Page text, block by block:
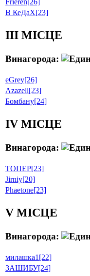
В КеДаХ[23]
III МІСЦЕ
Винагорода:
eGrey[26]
Azazell[23]
Бомбану[24]
IV МІСЦЕ
Винагорода:
ТОПЕР[23]
Jirniy[20]
Phaetone[23]
V МІСЦЕ
Винагорода:
милашка1 [22]
ЗАШИБУ[24]